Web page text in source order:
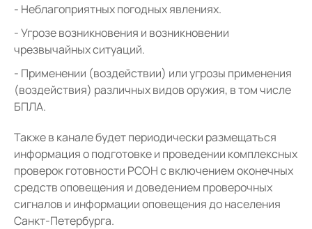
Неблагоприятных погодных явлениях.
Угрозе возникновения и возникновении
чрезвычайных ситуаций.
Применении (воздействии) или угрозы применения
(воздействия) различных видов оружия, в том числе
БПЛА.
Также в канале будет периодически размещаться
информация о подготовке и проведении комплексных
проверок готовности РСОН с включением оконечных
средств оповещения и доведением проверочных
сигналов и информации оповещения до населения
Санкт-Петербурга.